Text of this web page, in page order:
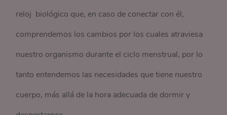
reloj biológico que, en caso de conectar con él,
comprendemos los cambios por los cuales atraviesa
nuestro organismo durante el ciclo menstrual, por lo
tanto entendemos las necesidades que tiene nuestro
cuerpo, más allá de la hora adecuada de dormir y